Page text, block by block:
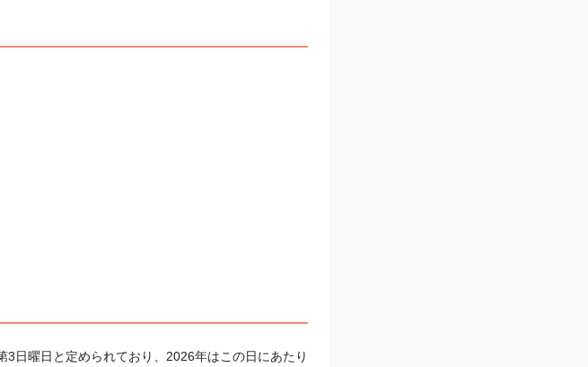
3日曜日と定められており、2026年はこの日にあたり